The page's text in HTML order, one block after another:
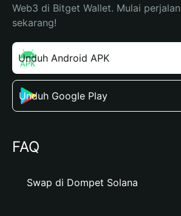
Web3 di Bitget Wallet. Mulai
sekarang!
Unduh Android APK
Unduh Google Play
FAQ
Swap di Dompet Solana